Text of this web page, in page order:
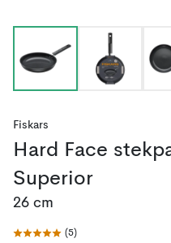
Fiskars
Hard Face
Superior
26 cm
(5)